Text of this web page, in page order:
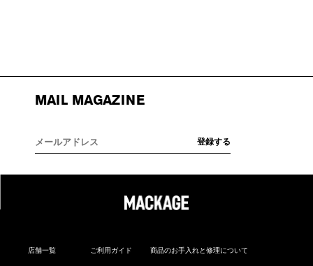
MAIL MAGAZINE
店舗一覧 ご利用ガイド 商品のお手入れと修理について